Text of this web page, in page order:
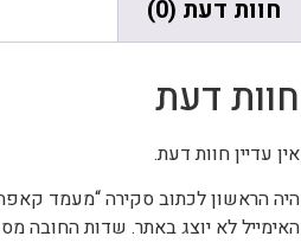
חוות דעת (0)
חוות דעת
אין עדיין חוות דעת.
היה הראשון לכתוב סקירה “מעמד
האימייל לא יוצג באתר. שדות החובה